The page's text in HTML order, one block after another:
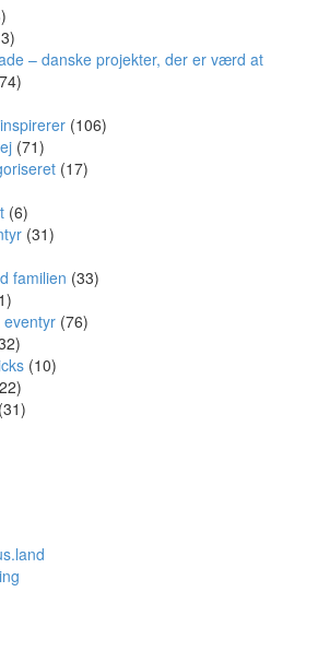
– danske projekter, der er værd at
(106)
(71)
(17)
(6)
(31)
familien (33)
eventyr (76)
(10)
(31)